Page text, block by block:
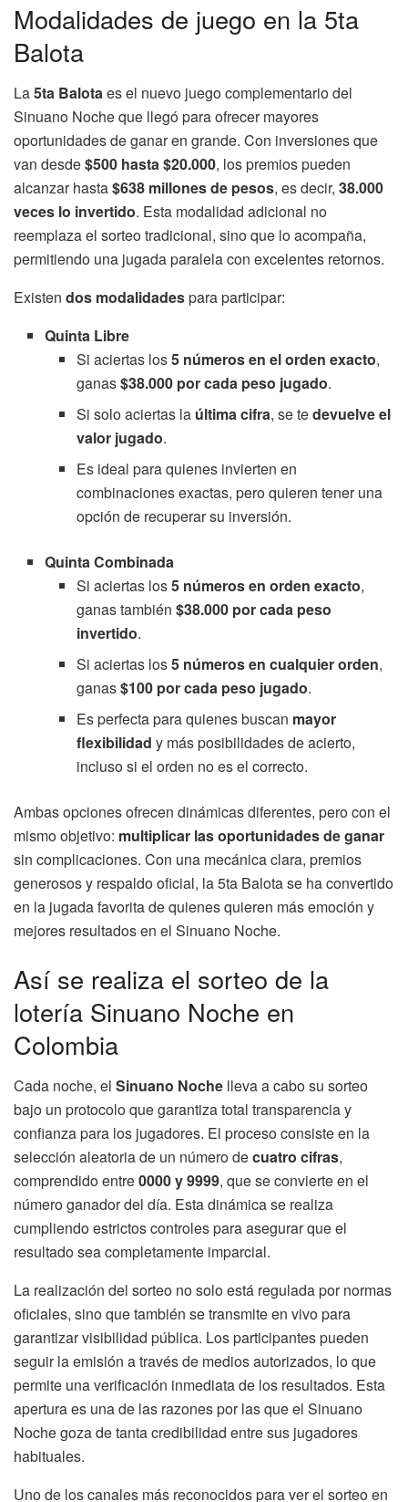
Modalidades de juego en la 5ta
Balota
La5ta Balotaes el nuevo juego complementario del
Sinuano Noche que llegó para ofrecer mayores
oportunidades de ganar en grande. Con inversiones que
van desde$500 hasta $20.000, los premios pueden
alcanzar hasta$638 millones de pesos, es decir, 38.000
veces lo invertido. Esta modalidad adicional no
reemplaza el sorteo tradicional, sino que lo acompaña,
permitiendo una jugada paralela con excelentes retornos.
Existen dos modalidadespara participar:
Quinta Libre
Si aciertas los5 números en el orden exacto,
ganas$38.000 por cada peso jugado.
Si solo aciertas la última cifra, se tedevuelve el
valor jugado.
Es ideal para quienes invierten en
combinaciones exactas, pero quieren tener una
opción de recuperar su inversión.
Quinta Combinada
Si aciertas los5 números en orden exacto,
ganas también $38.000 por cada peso
invertido.
Si aciertas los5 números en cualquier orden,
ganas$100 por cada peso jugado.
Es perfecta para quienes buscan mayor
flexibilidad y más posibilidades de acierto,
incluso si el orden no es el correcto.
Ambas opciones ofrecen dinámicas diferentes, pero con el
mismo objetivo: multiplicar las oportunidades de ganar
sin complicaciones. Con una mecánica clara, premios
generosos y respaldo oficial, la 5ta Balota se ha convertido
en la jugada favorita de quienes quieren más emoción y
mejores resultados en el Sinuano Noche.
Así se realiza el sorteo de la
lotería Sinuano Noche en
Colombia
Cada noche, el Sinuano Noche lleva a cabo su sorteo
bajo un protocolo que garantiza total transparencia y
confianza para los jugadores. El proceso consiste en la
selección aleatoria de un número decuatro cifras,
comprendido entre0000 y 9999, que se convierte en el
número ganador del día. Esta dinámica se realiza
cumpliendo estrictos controles para asegurar que el
resultado sea completamente imparcial.
La realización del sorteo no solo está regulada por normas
oficiales, sino que también se transmite en vivo para
garantizar visibilidad pública. Los participantes pueden
seguir la emisión a través de medios autorizados, lo que
permite una verificación inmediata de los resultados. Esta
apertura es una de las razones por las que el Sinuano
Noche goza de tanta credibilidad entre sus jugadores
habituales.
Uno de los canales más reconocidos para ver el sorteo en